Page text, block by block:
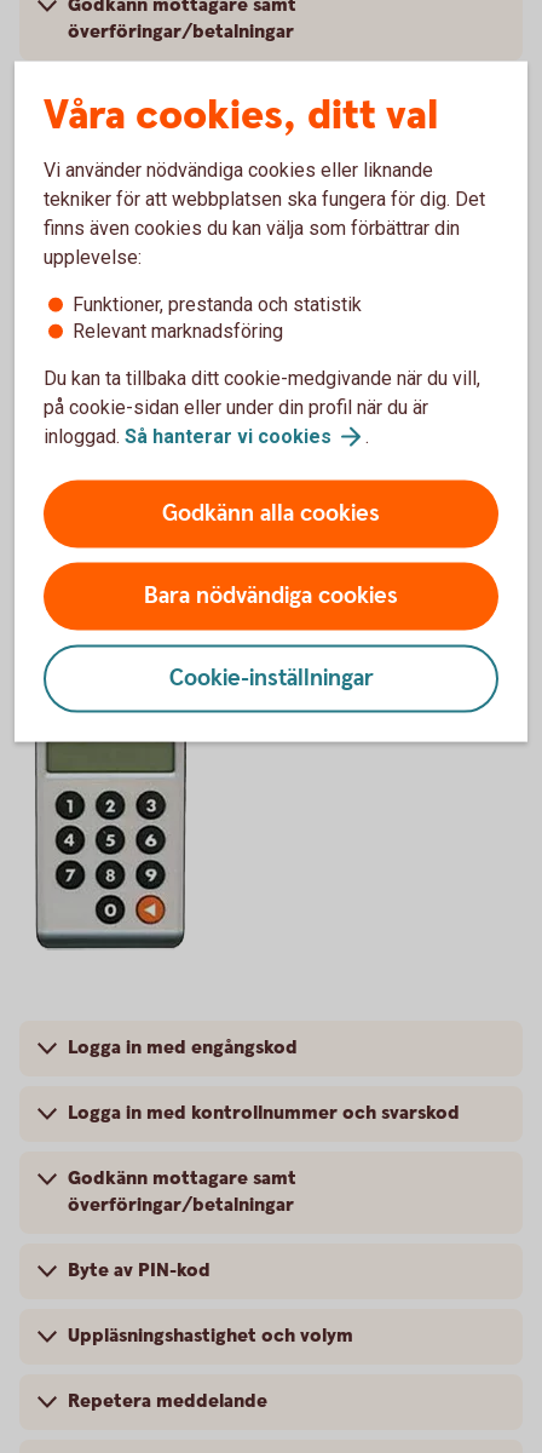
Godkänn mottagare samt
överföringar/betalningar
Byte av PIN-kod
Byte av batteri
Om säkerhetsdosan spärras
Talande säkerhetsdosa
Det här är den senaste versionen av den talande
informationen samtidigt som dosan läser upp meddelandet.
Du kan logga in på två olika sätt. Efter att du har angett ditt
personnummer och tryckt på Fortsätt ser du vilket
inloggningssätt du ska använda; kontrollnummer och
svarskod eller engångskod.
Logga in med engångskod
Logga in med kontrollnummer och svarskod
Godkänn mottagare samt
överföringar/betalningar
Byte av PIN-kod
Uppläsningshastighet och volym
Repetera meddelande
Våra cookies, ditt val
Vi använder nödvändiga cookies eller liknande
tekniker för att webbplatsen ska fungera för dig. Det
finns även cookies du kan välja som förbättrar din
upplevelse:
Funktioner, prestanda och statistik
Relevant marknadsföring
Du kan ta tillbaka ditt cookie-medgivande när du vill,
på cookie-sidan eller under din profil när du är
inloggad. Så hanterar vi cookies .
Godkänn alla cookies
Bara nödvändiga cookies
Cookie-inställningar